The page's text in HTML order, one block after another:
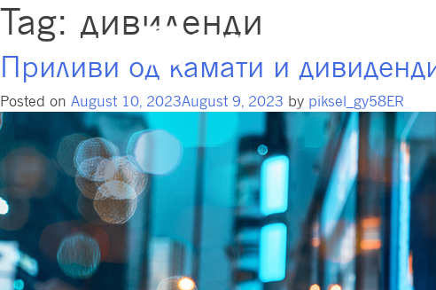
Tag: дивиденди
Приливи од камати и
Posted on August 10, 2023August 9, 2023 by piksel_gy58ER